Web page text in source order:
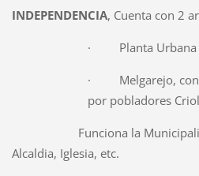
INDEPENDENCIA, Cuenta con 2
· Planta Urbana
· Melgarejo,
por pobladores
Funciona la
Alcaldia, Iglesia, etc.